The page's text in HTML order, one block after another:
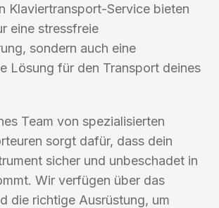
Klaviertransport-Service bieten
eine stressfreie
sondern auch eine
Lösung für den Transport deines
Team von spezialisierten
sorgt dafür, dass dein
sicher und unbeschadet in
Wir verfügen über das
die richtige Ausrüstung, um